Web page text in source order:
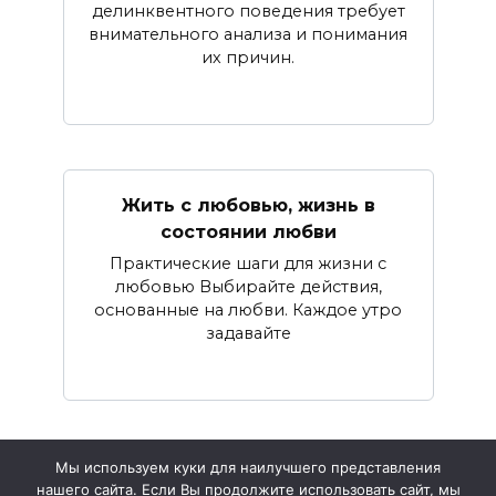
делинквентного поведения требует
внимательного анализа и понимания
их причин.
Жить с любовью, жизнь в
состоянии любви
Практические шаги для жизни с
любовью Выбирайте действия,
основанные на любви. Каждое утро
задавайте
Мы используем куки для наилучшего представления
нашего сайта. Если Вы продолжите использовать сайт, мы